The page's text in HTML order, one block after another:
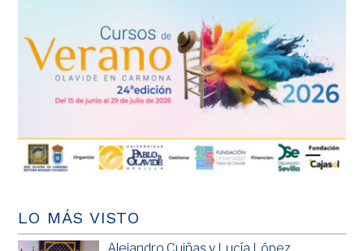
LO MÁS VISTO
Alejandro Cuiñas y Lucía López,